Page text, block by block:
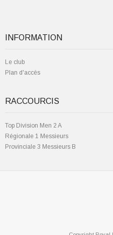
INFORMATION
Le club
Plan d'accès
RACCOURCIS
Top Division Men 2 A
Régionale 1 Messieurs
Provinciale 3 Messieurs B